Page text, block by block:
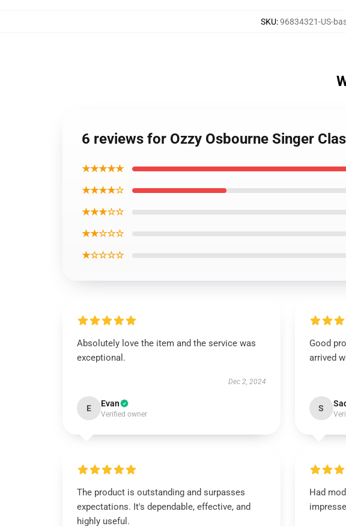
SKU:96834321-US-
6 reviews for Ozzy Osbourne Singer
★★★★★
★★★★☆
★★★☆☆
★★☆☆☆
★☆☆☆☆
Absolutely love the item and the service was
exceptional.
Dec 2, 2024
E Evan
Verified owner
Good
arrived
S
The product is outstanding and surpasses
expectations. It's dependable, effective, and
highly useful.
Had